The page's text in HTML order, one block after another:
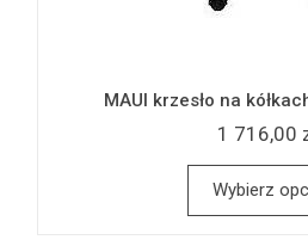
MAUI krzesło na
1 716,00
Wybierz